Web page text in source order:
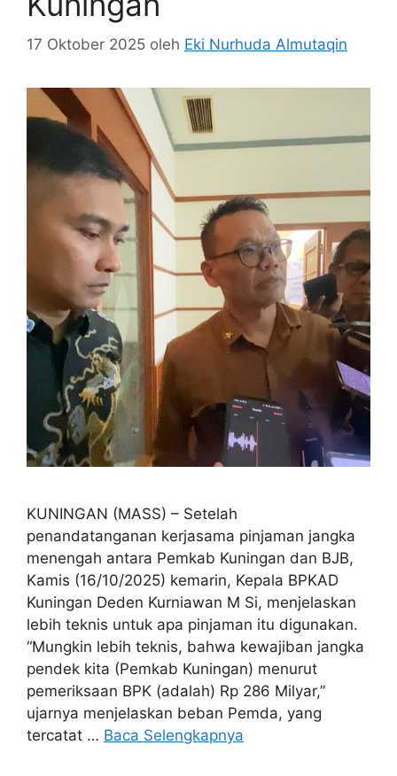
17 Oktober 2025 oleh Eki Nurhuda Almutaqin
KUNINGAN (MASS) – Setelah
penandatanganan kerjasama pinjaman jangka
menengah antara Pemkab Kuningan dan BJB,
Kamis (16/10/2025) kemarin, Kepala BPKAD
Kuningan Deden Kurniawan M Si, menjelaskan
lebih teknis untuk apa pinjaman itu digunakan.
“Mungkin lebih teknis, bahwa kewajiban jangka
pendek kita (Pemkab Kuningan) menurut
pemeriksaan BPK (adalah) Rp 286 Milyar,”
ujarnya menjelaskan beban Pemda, yang
tercatat … Baca Selengkapnya